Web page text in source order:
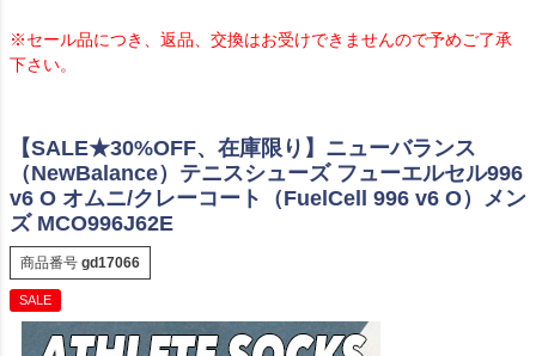
※セール品につき、返品、交換はお受けできませんので予めご了承
下さい。
【SALE★30%OFF、在庫限り】ニューバランス
（NewBalance）テニスシューズ フューエルセル996
v6 O オムニ/クレーコート（FuelCell 996 v6 O）メン
ズ MCO996J62E
商品番号 gd17066
SALE